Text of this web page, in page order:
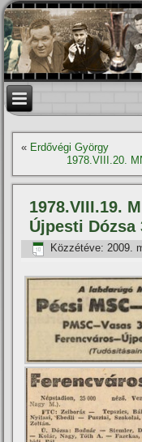
« Erdővégi György
1978.VIII.20.
1978.VIII.19.
Újpesti Dózsa
Közzétéve: 2009.